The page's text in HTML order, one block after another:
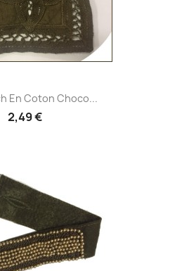
En Coton Choco...
2,49 €